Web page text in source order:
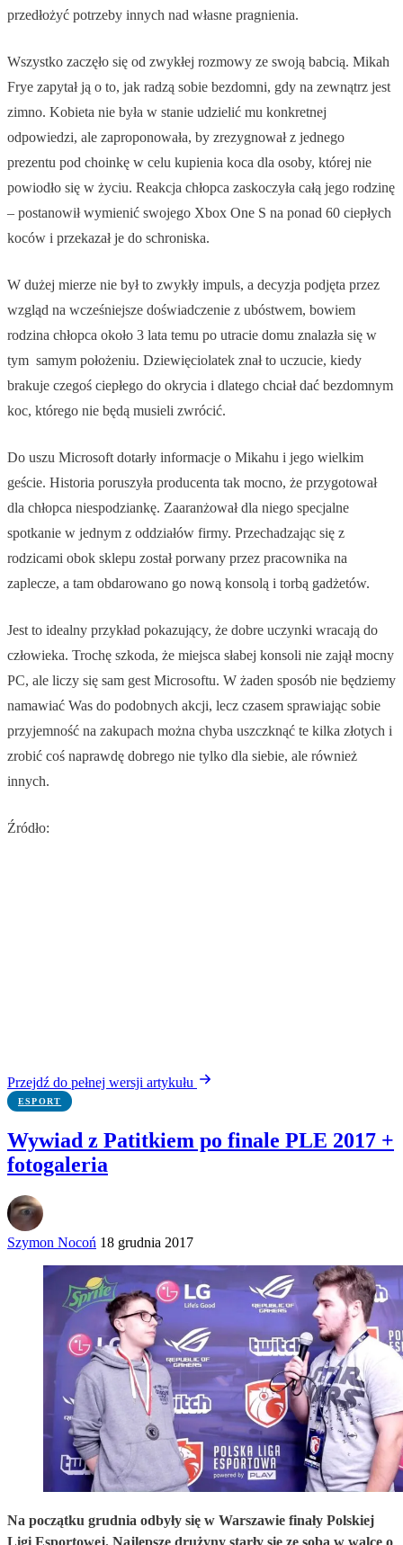
przedłożyć potrzeby innych nad własne pragnienia.
Wszystko zaczęło się od zwykłej rozmowy ze swoją babcią. Mikah
Frye zapytał ją o to, jak radzą sobie bezdomni, gdy na zewnątrz jest
zimno. Kobieta nie była w stanie udzielić mu konkretnej
odpowiedzi, ale zaproponowała, by zrezygnował z jednego
prezentu pod choinkę w celu kupienia koca dla osoby, której nie
powiodło się w życiu. Reakcja chłopca zaskoczyła całą jego rodzinę
– postanowił wymienić swojego Xbox One S na ponad 60 ciepłych
koców i przekazał je do schroniska.
W dużej mierze nie był to zwykły impuls, a decyzja podjęta przez
wzgląd na wcześniejsze doświadczenie z ubóstwem, bowiem
rodzina chłopca około 3 lata temu po utracie domu znalazła się w
tym samym położeniu. Dziewięciolatek znał to uczucie, kiedy
brakuje czegoś ciepłego do okrycia i dlatego chciał dać bezdomnym
koc, którego nie będą musieli zwrócić.
Do uszu Microsoft dotarły informacje o Mikahu i jego wielkim
geście. Historia poruszyła producenta tak mocno, że przygotował
dla chłopca niespodziankę. Zaaranżował dla niego specjalne
spotkanie w jednym z oddziałów firmy. Przechadzając się z
rodzicami obok sklepu został porwany przez pracownika na
zaplecze, a tam obdarowano go nową konsolą i torbą gadżetów.
Jest to idealny przykład pokazujący, że dobre uczynki wracają do
człowieka. Trochę szkoda, że miejsca słabej konsoli nie zajął mocny
PC, ale liczy się sam gest Microsoftu. W żaden sposób nie będziemy
namawiać Was do podobnych akcji, lecz czasem sprawiając sobie
przyjemność na zakupach można chyba uszczknąć te kilka złotych i
zrobić coś naprawdę dobrego nie tylko dla siebie, ale również
innych.
Źródło:
Przejdź do pełnej wersji artykułu
ESPORT
Wywiad z Patitkiem po finale PLE 2017 +
fotogaleria
Szymon Nocoń 18 grudnia 2017
Na początku grudnia odbyły się w Warszawie finały Polskiej